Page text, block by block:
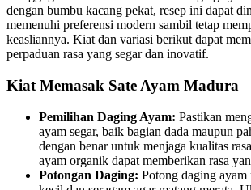
dengan bumbu kacang pekat, resep ini dapat
memenuhi preferensi modern sambil tetap
keasliannya. Kiat dan variasi berikut dapat
perpaduan rasa yang segar dan inovatif.
Kiat Memasak Sate Ayam Madura
Pemilihan Daging Ayam: Pastikan
ayam segar, baik bagian dada maupun
dengan benar untuk menjaga kualitas
ayam organik dapat memberikan rasa
Potongan Daging: Potong daging